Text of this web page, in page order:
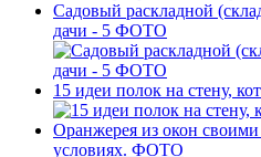
Садовый раскладной
дачи - 5 ФОТО
15 идеи полок на стену,
Оранжерея из окон
условиях. ФОТО